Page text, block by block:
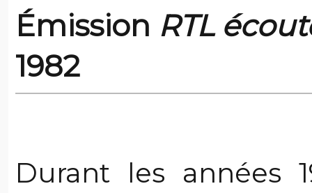
Émission RTL
1982
Durant les années